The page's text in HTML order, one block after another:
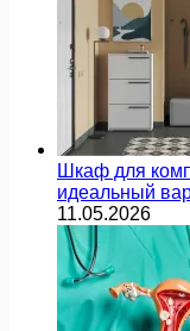
Шкаф для
идеальный
11.05.2026